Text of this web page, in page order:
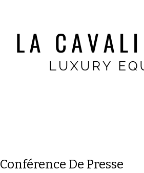
Conférence De Presse